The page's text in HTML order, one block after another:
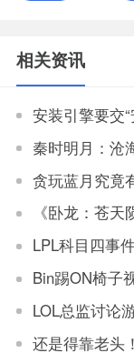
相关资讯
秦时明月：沧
贪玩蓝月究竟